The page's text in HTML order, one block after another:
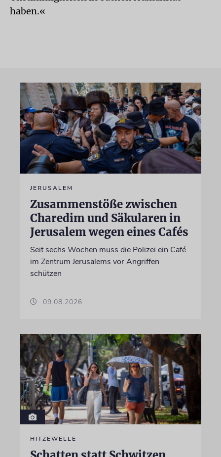
haben.«
JERUSALEM
Zusammenstöße zwischen
Charedim und Säkularen in
Jerusalem wegen eines Cafés
Seit sechs Wochen muss die Polizei ein Café
im Zentrum Jerusalems vor Angriffen
schützen
09.08.2026
HITZEWELLE